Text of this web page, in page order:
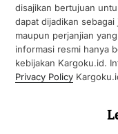
disajikan bertujuan
dapat dijadikan
maupun perjanjian
informasi resmi hanya
kebijakan Kargoku.id.
Privacy Policy